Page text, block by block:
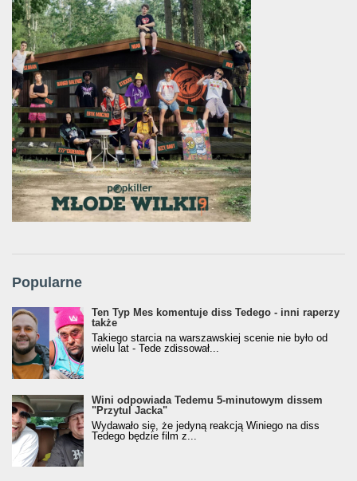
Popularne
Ten Typ Mes komentuje diss Tedego - inni raperzy
także
Takiego starcia na warszawskiej scenie nie było od
wielu lat - Tede zdissował...
Wini odpowiada Tedemu 5-minutowym dissem
"Przytul Jacka"
Wydawało się, że jedyną reakcją Winiego na diss
Tedego będzie film z...